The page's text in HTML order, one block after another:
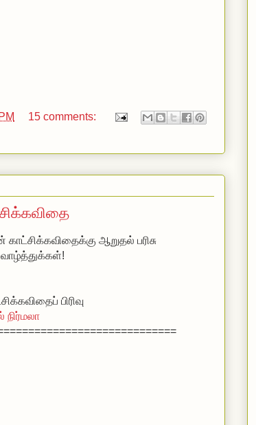
15 comments:
ஆறுதல் பரிசு
வாழ்த்துக்கள்!
பிரிவு
நிர்மலா